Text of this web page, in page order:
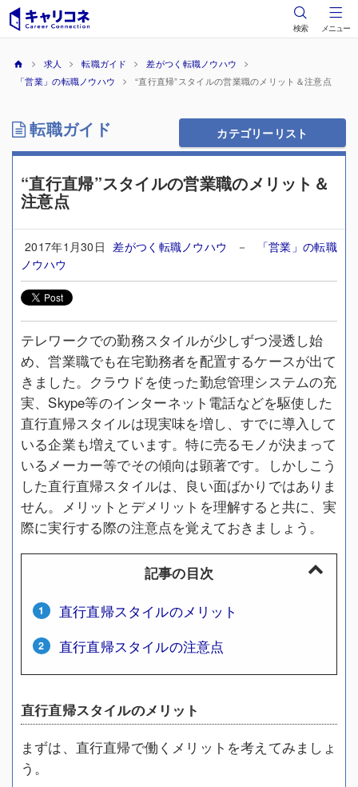
検索 メニュー
求人 転職ガイド
差がつく転職ノウハウ
「営業」の転職ノウハウ
“直行直帰”スタイルの営業職のメリット＆注意点
転職ガイド カテゴリーリスト
“直行直帰”スタイルの営業職のメリット＆
注意点
2017年1月30日 差がつく転職ノウハウ －
「営業」の転職
ノウハウ
テレワークでの勤務スタイルが少しずつ浸透し始
め、営業職でも在宅勤務者を配置するケースが出て
きました。クラウドを使った勤怠管理システムの充
実、Skype等のインターネット電話などを駆使した
直行直帰スタイルは現実味を増し、すでに導入して
いる企業も増えています。特に売るモノが決まって
いるメーカー等でその傾向は顕著です。しかしこう
した直行直帰スタイルは、良い面ばかりではありま
せん。メリットとデメリットを理解すると共に、実
際に実行する際の注意点を覚えておきましょう。
記事の目次
直行直帰スタイルのメリット
直行直帰スタイルの注意点
直行直帰スタイルのメリット
まずは、直行直帰で働くメリットを考えてみましょ
う。